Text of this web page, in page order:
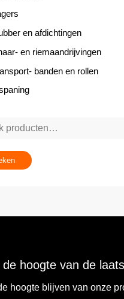
en afdichtingen
en riemaandrijvingen
banden en rollen
de hoogte van de
hoogte blijven van onze